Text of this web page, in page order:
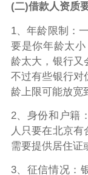
(二)借款人资质
1、年龄限制：
要是你年龄太
龄太大，银行又
不过有些银行对
龄上限可能放宽
2、身份和户籍
人只要在北京
需要提供居住证
3、征信情况：